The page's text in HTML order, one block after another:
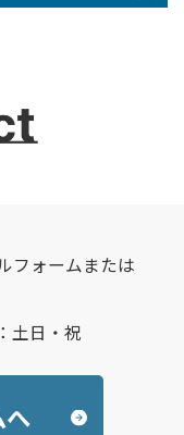
フォームまたは
土日・祝